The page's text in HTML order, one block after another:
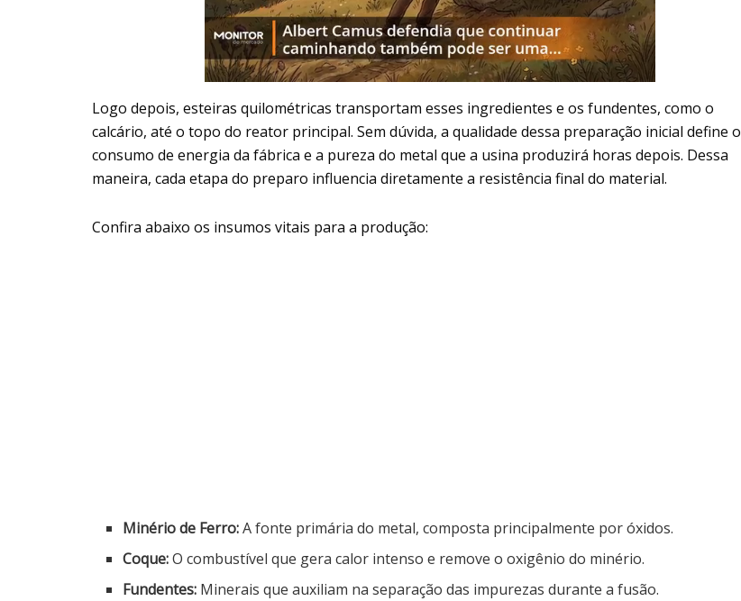
Logo depois, esteiras quilométricas transportam esses ingredientes e os fundentes, como o
calcário, até o topo do reator principal. Sem dúvida, a qualidade dessa preparação inicial define o
consumo de energia da fábrica e a pureza do metal que a usina produzirá horas depois. Dessa
maneira, cada etapa do preparo influencia diretamente a resistência final do material.
Confira abaixo os insumos vitais para a produção:
Minério de Ferro:A fonte primária do metal, composta principalmente por óxidos.
Coque:O combustível que gera calor intenso e remove o oxigênio do minério.
Fundentes: Minerais que auxiliam na separação das impurezas durante a fusão.